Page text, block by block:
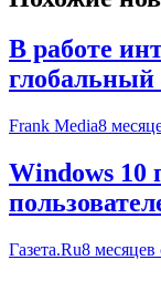
В работе
глобальный
Frank Media8
Windows 10
Газета.Ru8 месяцев